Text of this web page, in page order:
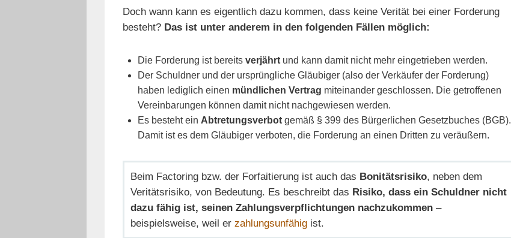
Doch wann kann es eigentlich dazu kommen, dass keine Verität bei einer Forderung
besteht? Das ist unter anderem in den folgenden Fällen möglich:
Die Forderung ist bereits verjährt und kann damit nicht mehr eingetrieben werden.
Der Schuldner und der ursprüngliche Gläubiger (also der Verkäufer der Forderung)
haben lediglich einen mündlichen Vertrag miteinander geschlossen. Die getroffenen
Vereinbarungen können damit nicht nachgewiesen werden.
Es besteht ein Abtretungsverbot gemäß § 399 des Bürgerlichen Gesetzbuches (BGB).
Damit ist es dem Gläubiger verboten, die Forderung an einen Dritten zu veräußern.
Beim Factoring bzw. der Forfaitierung ist auch das Bonitätsrisiko, neben dem
Veritätsrisiko, von Bedeutung. Es beschreibt das Risiko, dass ein Schuldner nicht
dazu fähig ist, seinen Zahlungsverpflichtungen nachzukommen–
beispielsweise, weil er zahlungsunfähigist.